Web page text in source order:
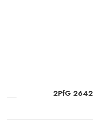
البيانات الفنية لكابل الطاقة الشمسية 2PfG 2642